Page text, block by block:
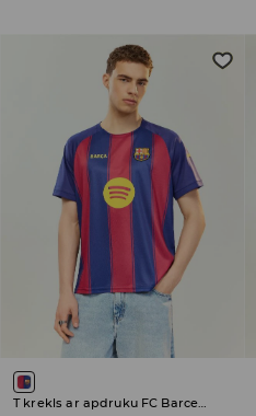
T krekls ar apdruku FC Barcelona